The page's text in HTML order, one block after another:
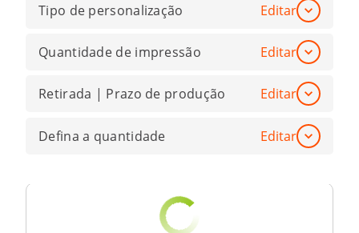
Tipo de personalização Editar
Quantidade de impressão Editar
Retirada | Prazo de produção Editar
Defina a quantidade Editar